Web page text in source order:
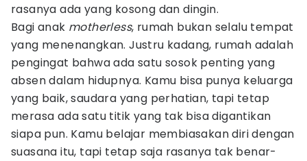
rasanya ada yang kosong dan dingin.
Bagi anak motherless, rumah bukan selalu tempat
yang menenangkan. Justru kadang, rumah adalah
pengingat bahwa ada satu sosok penting yang
absen dalam hidupnya. Kamu bisa punya keluarga
yang baik, saudara yang perhatian, tapi tetap
merasa ada satu titik yang tak bisa digantikan
siapa pun. Kamu belajar membiasakan diri dengan
suasana itu, tapi tetap saja rasanya tak benar-